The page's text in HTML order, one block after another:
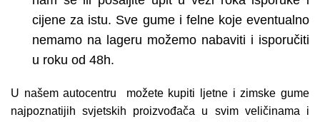
cijene za istu. Sve gume i felne koje eventualno
nemamo na lageru možemo nabaviti i isporučiti
u roku od 48h.
U našem autocentru možete kupiti ljetne i zimske gume
najpoznatijih svjetskih proizvođača u svim veličinama i